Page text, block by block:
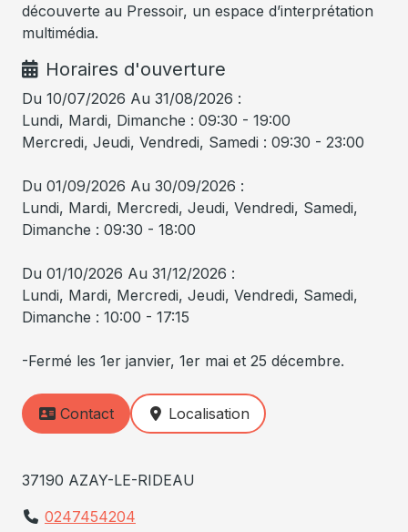
découverte au Pressoir, un espace d’interprétation
multimédia.
Horaires d'ouverture
Du 10/07/2026 Au 31/08/2026 :
Lundi, Mardi, Dimanche : 09:30 - 19:00
Mercredi, Jeudi, Vendredi, Samedi : 09:30 - 23:00
Du 01/09/2026 Au 30/09/2026 :
Lundi, Mardi, Mercredi, Jeudi, Vendredi, Samedi,
Dimanche : 09:30 - 18:00
Du 01/10/2026 Au 31/12/2026 :
Lundi, Mardi, Mercredi, Jeudi, Vendredi, Samedi,
Dimanche : 10:00 - 17:15
-Fermé les 1er janvier, 1er mai et 25 décembre.
Contact Localisation
37190 AZAY-LE-RIDEAU
0247454204